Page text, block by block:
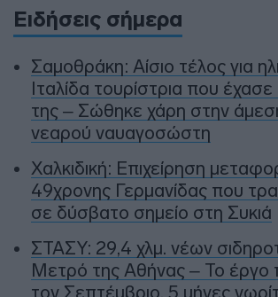
Ειδήσεις σήμερα
Σαμοθράκη: Αίσιο τέλος για
Ιταλίδα τουρίστρια που έχασε
της – Σώθηκε χάρη στην
νεαρού ναυαγοσώστη
Χαλκιδική: Επιχείρηση
49χρονης Γερμανίδας που
σε δύσβατο σημείο στη Συκιά
ΣΤΑΣΥ: 29,4 χλμ. νέων
Μετρό της Αθήνας – Το έργο
τον Σεπτέμβριο, 5 μήνες